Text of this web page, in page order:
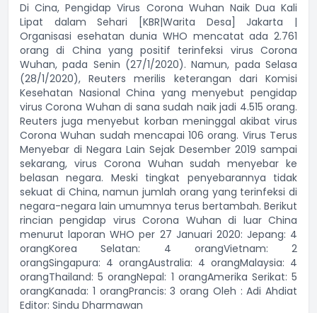
Di Cina, Pengidap Virus Corona Wuhan Naik Dua Kali
Lipat dalam Sehari [KBR|Warita Desa] Jakarta |
Organisasi esehatan dunia WHO mencatat ada 2.761
orang di China yang positif terinfeksi virus Corona
Wuhan, pada Senin (27/1/2020). Namun, pada Selasa
(28/1/2020), Reuters merilis keterangan dari Komisi
Kesehatan Nasional China yang menyebut pengidap
virus Corona Wuhan di sana sudah naik jadi 4.515 orang.
Reuters juga menyebut korban meninggal akibat virus
Corona Wuhan sudah mencapai 106 orang. Virus Terus
Menyebar di Negara Lain Sejak Desember 2019 sampai
sekarang, virus Corona Wuhan sudah menyebar ke
belasan negara. Meski tingkat penyebarannya tidak
sekuat di China, namun jumlah orang yang terinfeksi di
negara-negara lain umumnya terus bertambah. Berikut
rincian pengidap virus Corona Wuhan di luar China
menurut laporan WHO per 27 Januari 2020: Jepang: 4
orangKorea Selatan: 4 orangVietnam: 2
orangSingapura: 4 orangAustralia: 4 orangMalaysia: 4
orangThailand: 5 orangNepal: 1 orangAmerika Serikat: 5
orangKanada: 1 orangPrancis: 3 orang Oleh : Adi Ahdiat
Editor: Sindu Dharmawan